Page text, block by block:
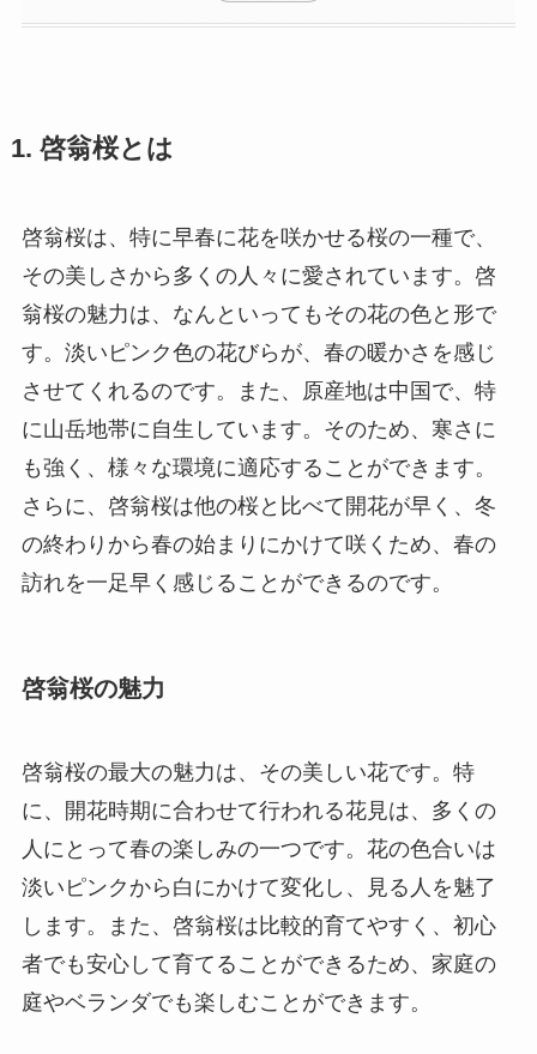
1. 啓翁桜とは
啓翁桜は、特に早春に花を咲かせる桜の一種で、
その美しさから多くの人々に愛されています。啓
翁桜の魅力は、なんといってもその花の色と形で
す。淡いピンク色の花びらが、春の暖かさを感じ
させてくれるのです。また、原産地は中国で、特
に山岳地帯に自生しています。そのため、寒さに
も強く、様々な環境に適応することができます。
さらに、啓翁桜は他の桜と比べて開花が早く、冬
の終わりから春の始まりにかけて咲くため、春の
訪れを一足早く感じることができるのです。
啓翁桜の魅力
啓翁桜の最大の魅力は、その美しい花です。特
に、開花時期に合わせて行われる花見は、多くの
人にとって春の楽しみの一つです。花の色合いは
淡いピンクから白にかけて変化し、見る人を魅了
します。また、啓翁桜は比較的育てやすく、初心
者でも安心して育てることができるため、家庭の
庭やベランダでも楽しむことができます。